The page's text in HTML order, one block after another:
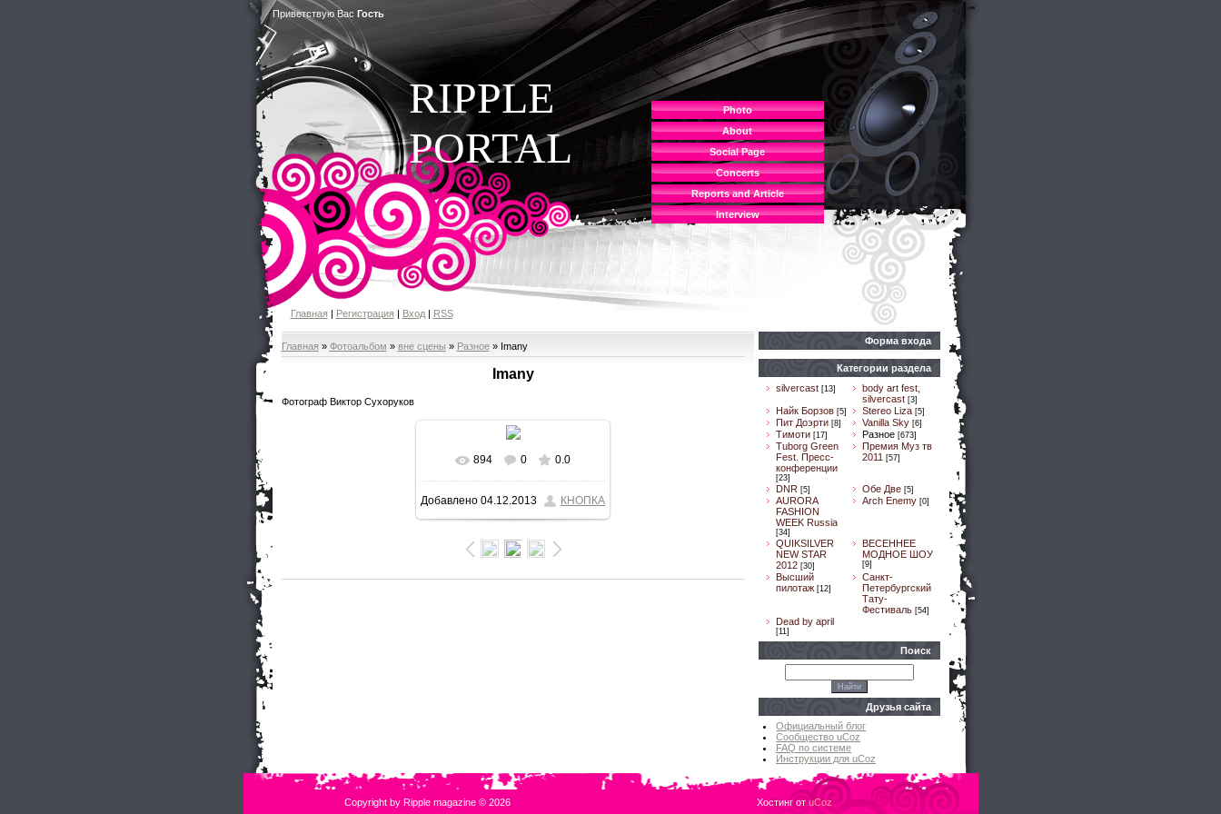
Приветствую Вас Гость
Photo
About
Social Page
Concerts
Reports and Article
Interview
RIPPLE
PORTAL
Главная| Регистрация| Вход| RSS
Главная » Фотоальбом » вне сцены » Разное» Imany
Imany
Фотограф Виктор Сухоруков
В реальном размере
800x533/ 57.7Kb
894 0 0.0
Добавлено 04.12.2013 КНОПКА
Форма входа
Категории раздела
silvercast [13]
body art fest,
silvercast [3]
Найк Борзов [5] Stereo Liza [5]
Пит Доэрти [8] Vanilla Sky [6]
Тимоти [17] Разное [673]
Tuborg Green
Fest. Пресс-
конференции
[23]
Премия Муз тв
2011 [57]
DNR [5] Обе Две [5]
AURORA
FASHION
WEEK Russia
[34]
Arch Enemy [0]
QUIKSILVER
NEW STAR
2012 [30]
ВЕСЕННЕЕ
МОДНОЕ ШОУ
[9]
Высший
пилотаж [12]
Санкт-
Петербургский
Тату-
Фестиваль [54]
Dead by april
[11]
Поиск
Друзья сайта
Официальный блог
Сообщество uCoz
FAQ по системе
Инструкции для uCoz
Copyright by Ripple magazine © 2026 Хостинг отuCoz